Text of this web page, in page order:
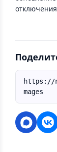
https://
mages